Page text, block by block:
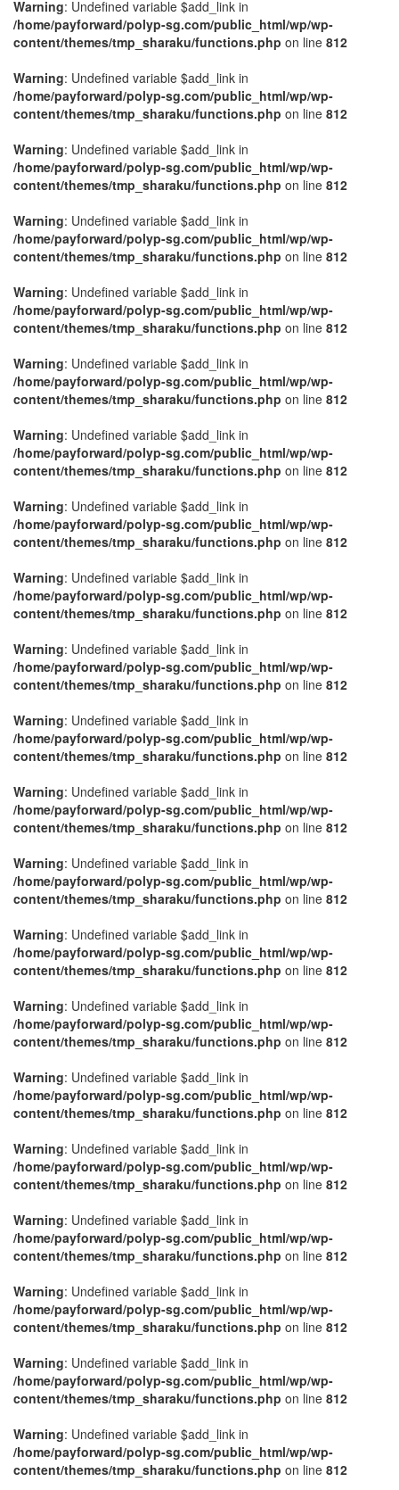
Warning: Undefined variable $add_link in
/home/payforward/polyp-sg.com/public_html/wp/wp-
content/themes/tmp_sharaku/functions.php on line 812
Warning: Undefined variable $add_link in
/home/payforward/polyp-sg.com/public_html/wp/wp-
content/themes/tmp_sharaku/functions.php on line 812
Warning: Undefined variable $add_link in
/home/payforward/polyp-sg.com/public_html/wp/wp-
content/themes/tmp_sharaku/functions.php on line 812
Warning: Undefined variable $add_link in
/home/payforward/polyp-sg.com/public_html/wp/wp-
content/themes/tmp_sharaku/functions.php on line 812
Warning: Undefined variable $add_link in
/home/payforward/polyp-sg.com/public_html/wp/wp-
content/themes/tmp_sharaku/functions.php on line 812
Warning: Undefined variable $add_link in
/home/payforward/polyp-sg.com/public_html/wp/wp-
content/themes/tmp_sharaku/functions.php on line 812
Warning: Undefined variable $add_link in
/home/payforward/polyp-sg.com/public_html/wp/wp-
content/themes/tmp_sharaku/functions.php on line 812
Warning: Undefined variable $add_link in
/home/payforward/polyp-sg.com/public_html/wp/wp-
content/themes/tmp_sharaku/functions.php on line 812
Warning: Undefined variable $add_link in
/home/payforward/polyp-sg.com/public_html/wp/wp-
content/themes/tmp_sharaku/functions.php on line 812
Warning: Undefined variable $add_link in
/home/payforward/polyp-sg.com/public_html/wp/wp-
content/themes/tmp_sharaku/functions.php on line 812
Warning: Undefined variable $add_link in
/home/payforward/polyp-sg.com/public_html/wp/wp-
content/themes/tmp_sharaku/functions.php on line 812
Warning: Undefined variable $add_link in
/home/payforward/polyp-sg.com/public_html/wp/wp-
content/themes/tmp_sharaku/functions.php on line 812
Warning: Undefined variable $add_link in
/home/payforward/polyp-sg.com/public_html/wp/wp-
content/themes/tmp_sharaku/functions.php on line 812
Warning: Undefined variable $add_link in
/home/payforward/polyp-sg.com/public_html/wp/wp-
content/themes/tmp_sharaku/functions.php on line 812
Warning: Undefined variable $add_link in
/home/payforward/polyp-sg.com/public_html/wp/wp-
content/themes/tmp_sharaku/functions.php on line 812
Warning: Undefined variable $add_link in
/home/payforward/polyp-sg.com/public_html/wp/wp-
content/themes/tmp_sharaku/functions.php on line 812
Warning: Undefined variable $add_link in
/home/payforward/polyp-sg.com/public_html/wp/wp-
content/themes/tmp_sharaku/functions.php on line 812
Warning: Undefined variable $add_link in
/home/payforward/polyp-sg.com/public_html/wp/wp-
content/themes/tmp_sharaku/functions.php on line 812
Warning: Undefined variable $add_link in
/home/payforward/polyp-sg.com/public_html/wp/wp-
content/themes/tmp_sharaku/functions.php on line 812
Warning: Undefined variable $add_link in
/home/payforward/polyp-sg.com/public_html/wp/wp-
content/themes/tmp_sharaku/functions.php on line 812
Warning: Undefined variable $add_link in
/home/payforward/polyp-sg.com/public_html/wp/wp-
content/themes/tmp_sharaku/functions.php on line 812